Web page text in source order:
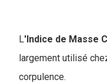
L'Indice de Masse
largement utilisé
corpulence.